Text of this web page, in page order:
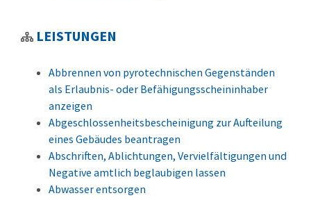
LEISTUNGEN
Abbrennen von pyrotechnischen Gegenständen
als Erlaubnis- oder Befähigungsscheininhaber
anzeigen
Abgeschlossenheitsbescheinigung zur Aufteilung
eines Gebäudes beantragen
Abschriften, Ablichtungen, Vervielfältigungen und
Negative amtlich beglaubigen lassen
Abwasser entsorgen